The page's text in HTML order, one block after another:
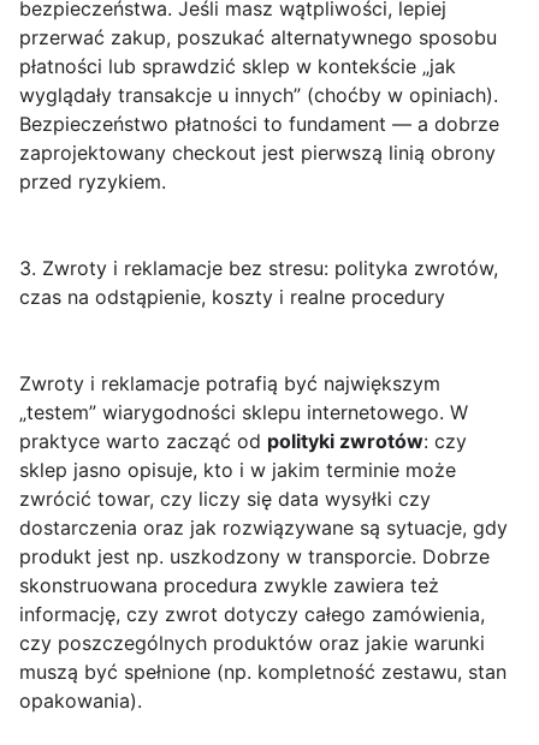
bezpieczeństwa. Jeśli masz wątpliwości, lepiej
przerwać zakup, poszukać alternatywnego sposobu
płatności lub sprawdzić sklep w kontekście „jak
wyglądały transakcje u innych” (choćby w opiniach).
Bezpieczeństwo płatności to fundament — a dobrze
zaprojektowany checkout jest pierwszą linią obrony
przed ryzykiem.
3. Zwroty i reklamacje bez stresu: polityka zwrotów,
czas na odstąpienie, koszty i realne procedury
Zwroty i reklamacje potrafią być największym
„testem” wiarygodności sklepu internetowego. W
praktyce warto zacząć od polityki zwrotów: czy
sklep jasno opisuje, kto i w jakim terminie może
zwrócić towar, czy liczy się data wysyłki czy
dostarczenia oraz jak rozwiązywane są sytuacje, gdy
produkt jest np. uszkodzony w transporcie. Dobrze
skonstruowana procedura zwykle zawiera też
informację, czy zwrot dotyczy całego zamówienia,
czy poszczególnych produktów oraz jakie warunki
muszą być spełnione (np. kompletność zestawu, stan
opakowania).